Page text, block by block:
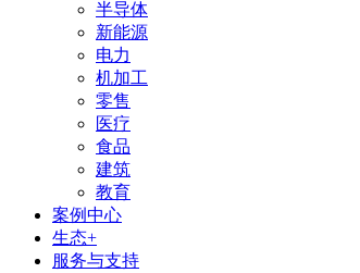
半导体
新能源
电力
机加工
零售
医疗
食品
建筑
教育
案例中心
生态+
服务与支持